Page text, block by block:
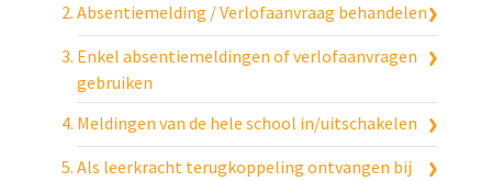
Absentiemelding / Verlofaanvraag behandelen
Enkel absentiemeldingen of verlofaanvragen
gebruiken
Meldingen van de hele school in/uitschakelen
Als leerkracht terugkoppeling ontvangen bij